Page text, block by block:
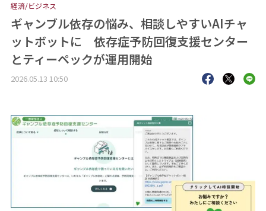
おすすめコンテンツ
出版物
会社概要
経済/ビジネス
ギャンブル依存の悩み、相談しやすいAIチャ
ットボットに 依存症予防回復支援センター
とティーペックが運用開始
2026.05.13 10:50